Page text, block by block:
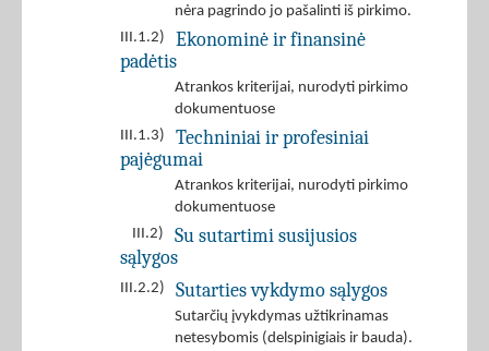
nėra pagrindo jo pašalinti iš pirkimo.
III.1.2)
Ekonominė ir finansinė
padėtis
Atrankos kriterijai, nurodyti pirkimo
dokumentuose
III.1.3)
Techniniai ir profesiniai
pajėgumai
Atrankos kriterijai, nurodyti pirkimo
dokumentuose
III.2)
Su sutartimi susijusios
sąlygos
III.2.2) Sutarties vykdymo sąlygos
Sutarčių įvykdymas užtikrinamas
netesybomis (delspinigiais ir bauda).